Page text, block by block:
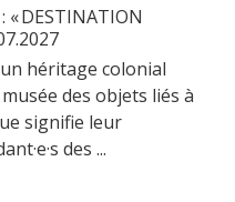
DESTINATION
héritage colonial
des objets liés à
signifie leur
des ...